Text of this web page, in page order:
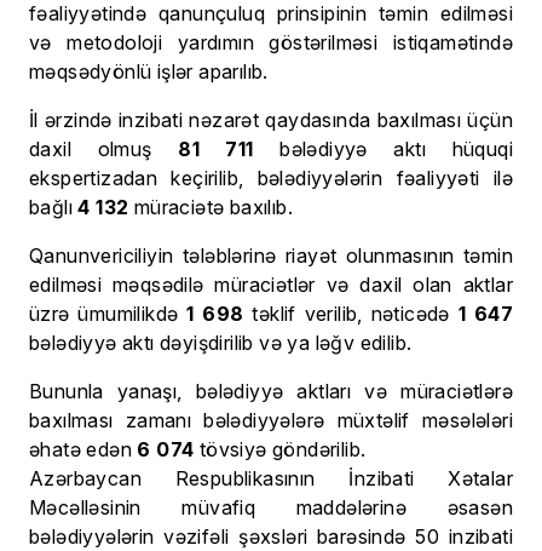
fəaliyyətində qanunçuluq prinsipinin təmin edilməsi
və metodoloji yardımın göstərilməsi istiqamətində
məqsədyönlü işlər aparılıb.
İl ərzində inzibati nəzarət qaydasında baxılması üçün
daxil olmuş 81 711 bələdiyyə aktı hüquqi
ekspertizadan keçirilib, bələdiyyələrin fəaliyyəti ilə
bağlı4 132 müraciətə baxılıb.
Qanunvericiliyin tələblərinə riayət olunmasının təmin
edilməsi məqsədilə müraciətlər və daxil olan aktlar
üzrə ümumilikdə1 698 təklif verilib, nəticədə 1 647
bələdiyyə aktı dəyişdirilib və ya ləğv edilib.
Bununla yanaşı, bələdiyyə aktları və müraciətlərə
baxılması zamanı bələdiyyələrə müxtəlif məsələləri
əhatə edən 6 074 tövsiyə göndərilib.
Azərbaycan Respublikasının İnzibati Xətalar
Məcəlləsinin müvafiq maddələrinə əsasən
bələdiyyələrin vəzifəli şəxsləri barəsində 50 inzibati